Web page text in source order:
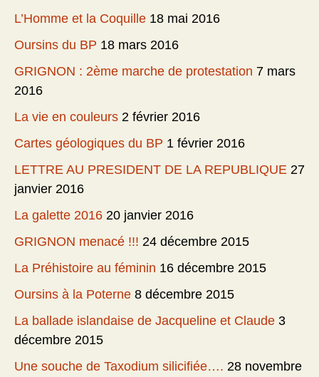
L’Homme et la Coquille 18 mai 2016
Oursins du BP 18 mars 2016
GRIGNON : 2ème marche de protestation 7 mars
2016
La vie en couleurs 2 février 2016
Cartes géologiques du BP 1 février 2016
LETTRE AU PRESIDENT DE LA REPUBLIQUE 27
janvier 2016
La galette 2016 20 janvier 2016
GRIGNON menacé !!! 24 décembre 2015
La Préhistoire au féminin 16 décembre 2015
Oursins à la Poterne 8 décembre 2015
La ballade islandaise de Jacqueline et Claude 3
décembre 2015
Une souche de Taxodium silicifiée…. 28 novembre